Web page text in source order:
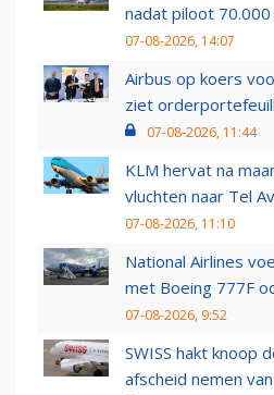
nadat piloot
07-08-2026, 14:07
Airbus op koers
ziet
07-08-2026, 11:44
KLM hervat na
vluchten naar Tel
07-08-2026, 11:10
National Airlines
met Boeing 777F
07-08-2026, 9:52
SWISS hakt knoop
afscheid nemen